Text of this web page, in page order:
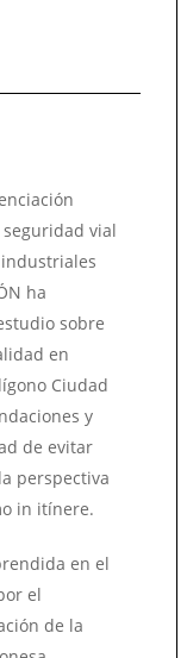
vial
ha
sobre
en
Ciudad
y
de evitar
perspectiva
in itínere.
en el
el
de la